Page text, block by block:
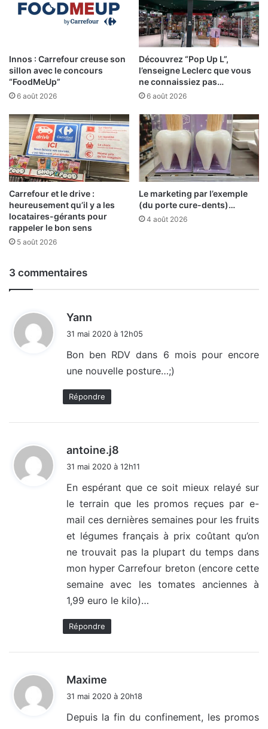
Innos : Carrefour creuse son
sillon avec le concours
“FoodMeUp”
6 août 2026
Découvrez “Pop Up L”,
l’enseigne Leclerc que vous
ne connaissiez pas…
6 août 2026
Carrefour et le drive :
heureusement qu’il y a les
locataires-gérants pour
rappeler le bon sens
5 août 2026
Le marketing par l’exemple
(du porte cure-dents)…
4 août 2026
3 commentaires
Yann
i
:
31 mai 2020 à 12h05
Bon ben RDV dans 6 mois pour encore
une nouvelle posture…;)
Répondre
antoine.j8
:
31 mai 2020 à 12h11
En espérant que ce soit mieux relayé sur
le terrain que les promos reçues par e-
mail ces dernières semaines pour les fruits
et légumes français à prix coûtant qu’on
ne trouvait pas la plupart du temps dans
mon hyper Carrefour breton (encore cette
semaine avec les tomates anciennes à
1,99 euro le kilo)…
Répondre
Maxime
i
31 mai 2020 à 20h18
Depuis la fin du confinement, les promos